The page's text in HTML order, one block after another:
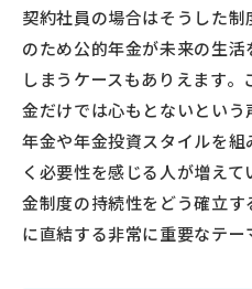
契約社員の場合はそうした
のため公的年金が未来の生
しまうケースもありえます
金だけでは心もとないとい
年金や年金投資スタイルを
く必要性を感じる人が増え
金制度の持続性をどう確立
に直結する非常に重要なテー